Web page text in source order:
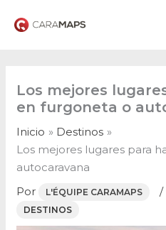
Los mejores
en furgoneta o
Inicio
Destinos
Los mejores lugares para
autocaravana
Por
L'ÉQUIPE CARAMAPS /
DESTINOS